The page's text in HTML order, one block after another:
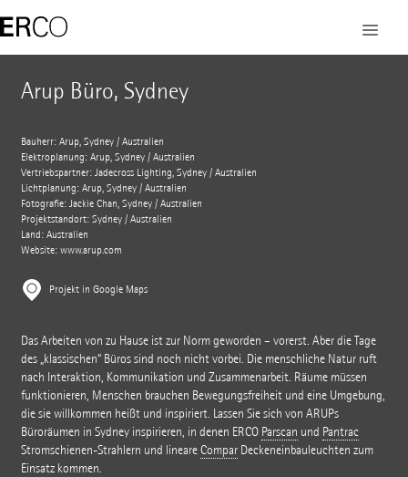
Arup Büro, Sydney
Bauherr: Arup, Sydney / Australien
Elektroplanung: Arup, Sydney / Australien
Vertriebspartner: Jadecross Lighting, Sydney / Australien
Lichtplanung: Arup, Sydney / Australien
Fotografie: Jackie Chan, Sydney / Australien
Projektstandort: Sydney / Australien
Land: Australien
Website: www.arup.com
Projekt in Google Maps
Das Arbeiten von zu Hause ist zur Norm geworden – vorerst. Aber die Tage
des „klassischen“ Büros sind noch nicht vorbei. Die menschliche Natur ruft
nach Interaktion, Kommunikation und Zusammenarbeit. Räume müssen
funktionieren, Menschen brauchen Bewegungsfreiheit und eine Umgebung,
die sie willkommen heißt und inspiriert. Lassen Sie sich von ARUPs
Büroräumen in Sydney inspirieren, in denen ERCO Parscan und Pantrac
Stromschienen-Strahlern und lineareComparDeckeneinbauleuchten zum
Einsatz kommen.